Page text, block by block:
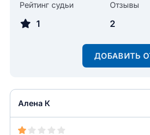
Рейтинг судьи
1
Отзывы
2
ДОБАВИТЬ
Алена К
Введите свой e-mail
0/500
Введите свое имя
Введите свой номер телефона
НАЙТИ МЕНЯ